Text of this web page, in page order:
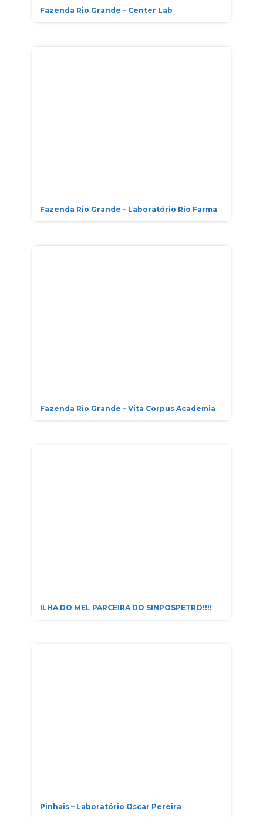
Fazenda Rio Grande – Center Lab
Fazenda Rio Grande – Laboratório Rio Farma
Fazenda Rio Grande – Vita Corpus Academia
ILHA DO MEL PARCEIRA DO SINPOSPETRO!!!!
Pinhais – Laboratório Oscar Pereira